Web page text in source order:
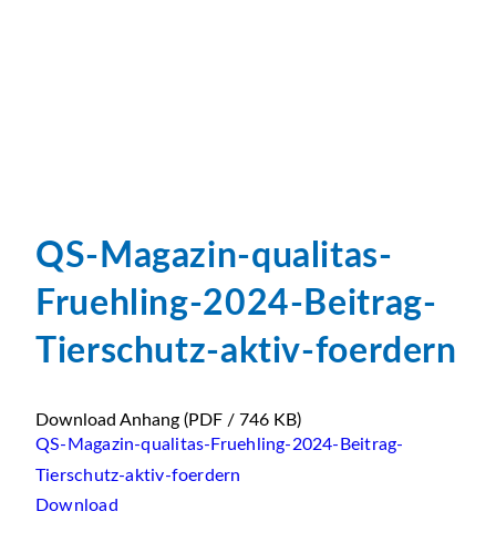
QS-Magazin-qualitas-
Fruehling-2024-Beitrag-
Tierschutz-aktiv-foerdern
Download Anhang (PDF / 746 KB)
QS-Magazin-qualitas-Fruehling-2024-Beitrag-
Tierschutz-aktiv-foerdern
Download